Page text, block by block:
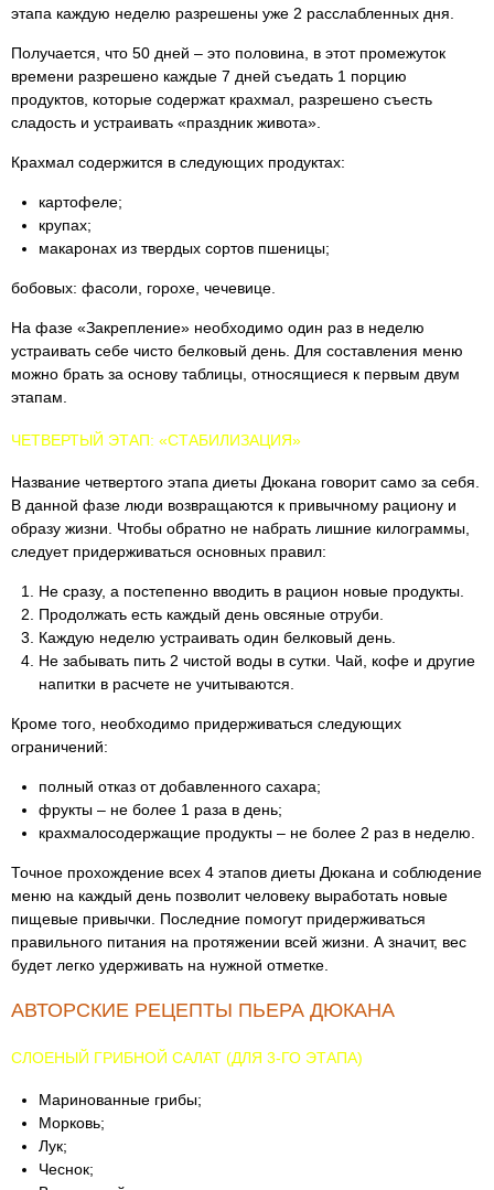
этапа каждую неделю разрешены уже 2 расслабленных дня.
Получается, что 50 дней – это половина, в этот промежуток
времени разрешено каждые 7 дней съедать 1 порцию
продуктов, которые содержат крахмал, разрешено съесть
сладость и устраивать «праздник живота».
Крахмал содержится в следующих продуктах:
картофеле;
крупах;
макаронах из твердых сортов пшеницы;
бобовых: фасоли, горохе, чечевице.
На фазе «Закрепление» необходимо один раз в неделю
устраивать себе чисто белковый день. Для составления меню
можно брать за основу таблицы, относящиеся к первым двум
этапам.
ЧЕТВЕРТЫЙ ЭТАП: «СТАБИЛИЗАЦИЯ»
Название четвертого этапа диеты Дюкана говорит само за себя.
В данной фазе люди возвращаются к привычному рациону и
образу жизни. Чтобы обратно не набрать лишние килограммы,
следует придерживаться основных правил:
Не сразу, а постепенно вводить в рацион новые продукты.
Продолжать есть каждый день овсяные отруби.
Каждую неделю устраивать один белковый день.
Не забывать пить 2 чистой воды в сутки. Чай, кофе и другие
напитки в расчете не учитываются.
Кроме того, необходимо придерживаться следующих
ограничений:
полный отказ от добавленного сахара;
фрукты – не более 1 раза в день;
крахмалосодержащие продукты – не более 2 раз в неделю.
Точное прохождение всех 4 этапов диеты Дюкана и соблюдение
меню на каждый день позволит человеку выработать новые
пищевые привычки. Последние помогут придерживаться
правильного питания на протяжении всей жизни. А значит, вес
будет легко удерживать на нужной отметке.
АВТОРСКИЕ РЕЦЕПТЫ ПЬЕРА ДЮКАНА
СЛОЕНЫЙ ГРИБНОЙ САЛАТ (ДЛЯ 3-ГО ЭТАПА)
Маринованные грибы;
Морковь;
Лук;
Чеснок;